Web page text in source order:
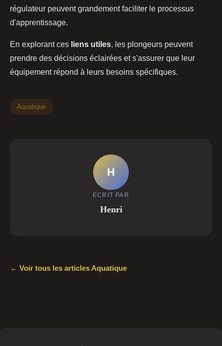
régulateur peuvent grandement faciliter le processus
d'apprentissage.
En explorant ces liens utiles, les plongeurs peuvent
prendre des décisions éclairées et s'assurer que leur
équipement répond à leurs besoins spécifiques.
Aquatique
H
ECRIT PAR
Henri
← Voir tous les articles Aquatique